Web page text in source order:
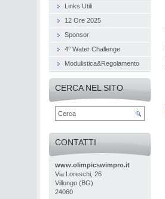
Links Utili
12 Ore 2025
Sponsor
4° Water Challenge
Modulistica&Regolamento
CERCA NEL SITO
CONTATTI
www.olimpicswimpro.it
Via Loreschi, 26
Villongo (BG)
24060